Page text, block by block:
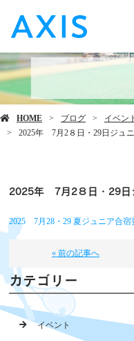
HOME ブログ
イベン
2025年 7月2８日・29日ジュ
2025年 7月2８日・29
2025 7月28・29 夏ジュニア合宿
« 前の記事へ
カテゴリー
イベント